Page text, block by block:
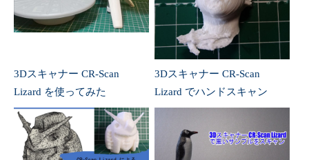
3Dスキャナー CR-Scan
Lizard を使ってみた
3Dスキャナー CR-Scan
Lizard でハンドスキャン